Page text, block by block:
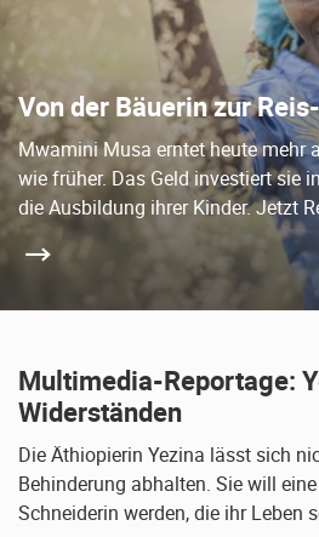
Von der Bäuerin zur
Mwamini Musa erntet heute mehr
wie früher. Das Geld investiert sie
die Ausbildung ihrer Kinder. Jetzt
Multimedia-Reportage:
Widerständen
Die Äthiopierin Yezina lässt sich
Behinderung abhalten. Sie will
Schneiderin werden, die ihr Leben